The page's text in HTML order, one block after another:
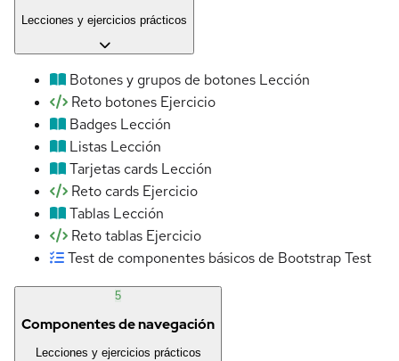
Lecciones y ejercicios prácticos
Botones y grupos de botones Lección
Reto botones Ejercicio
Badges Lección
Listas Lección
Tarjetas cards Lección
Reto cards Ejercicio
Tablas Lección
Reto tablas Ejercicio
Test de componentes básicos de BootstrapTest
5
Componentes de navegación
Lecciones y ejercicios prácticos